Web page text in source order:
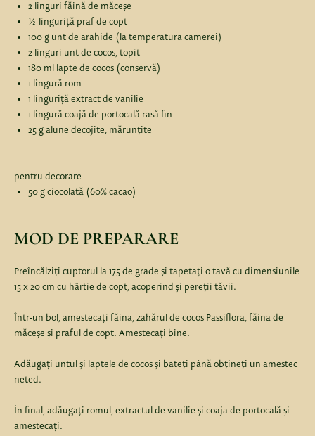
2 linguri făină de măceșe
½ linguriță praf de copt
100 g unt de arahide (la temperatura camerei)
2 linguri unt de cocos, topit
180 ml lapte de cocos (conservă)
1 lingură rom
1 linguriță extract de vanilie
1 lingură coajă de portocală rasă fin
25 g alune decojite, mărunțite
pentru decorare
50 g ciocolată (60% cacao)
MOD DE PREPARARE
Preîncălziți cuptorul la 175 de grade și tapetați o tavă cu dimensiunile
15 x 20 cm cu hârtie de copt, acoperind și pereții tăvii.
Într-un bol, amestecați făina, zahărul de cocos Passiflora, făina de
măceșe și praful de copt. Amestecați bine.
Adăugați untul și laptele de cocos și bateți până obțineți un amestec
neted.
În final, adăugați romul, extractul de vanilie și coaja de portocală și
amestecați.